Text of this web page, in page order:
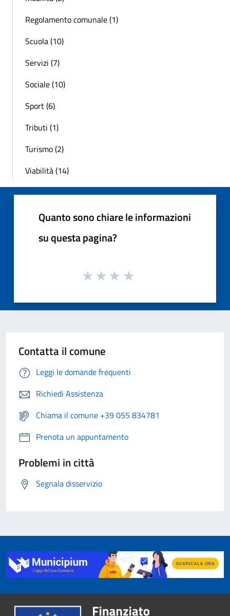
Regolamento comunale (1)
Scuola (10)
Servizi (7)
Sociale (10)
Sport (6)
Tributi (1)
Turismo (2)
Viabilità (14)
Quanto sono chiare le informazioni
su questa pagina?
Contatta il comune
Leggi le domande frequenti
Richiedi Assistenza
Chiama il comune +39 055 834781
Prenota un appuntamento
Problemi in città
Segnala disservizio